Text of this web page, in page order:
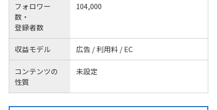
フォロワー
数・
登録者数
104,000
収益モデル 広告 / 利用料 / EC
コンテンツの
性質
未設定